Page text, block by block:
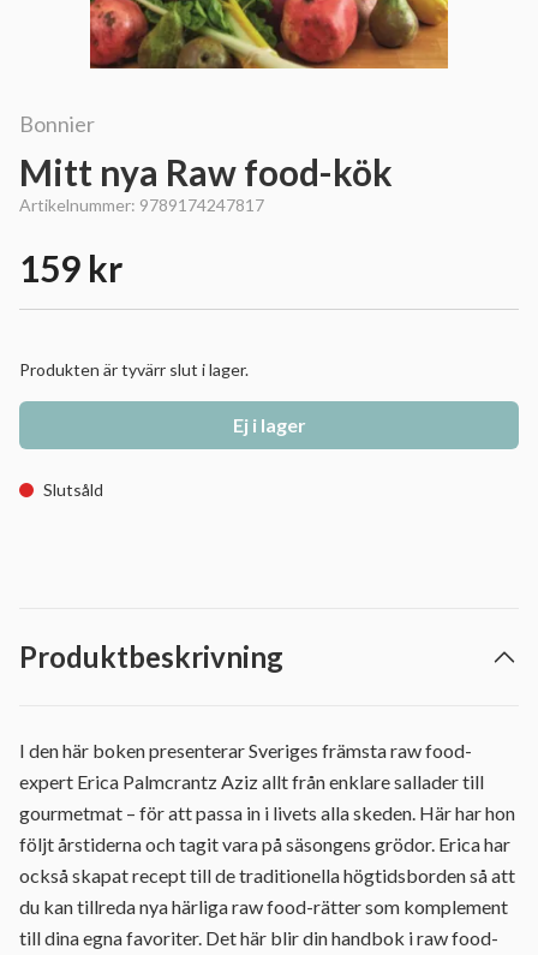
Bonnier
Mitt nya Raw food-kök
Artikelnummer: 9789174247817
159 kr
Produkten är tyvärr slut i lager.
Ej i lager
Slutsåld
Produktbeskrivning
I den här boken presenterar Sveriges främsta raw food-
expert Erica Palmcrantz Aziz allt från enklare sallader till
gourmetmat – för att passa in i livets alla skeden. Här har hon
följt årstiderna och tagit vara på säsongens grödor. Erica har
också skapat recept till de traditionella högtidsborden så att
du kan tillreda nya härliga raw food-rätter som komplement
till dina egna favoriter. Det här blir din handbok i raw food-